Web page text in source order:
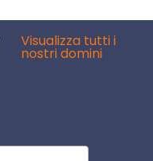
Visualizza tutti i
nostri domini